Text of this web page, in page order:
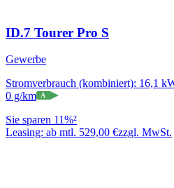
ID.7 Tourer Pro S
Gewerbe
Stromverbrauch (kombiniert): 16,1
0 g/km A
Sie sparen 11%²
Leasing: ab mtl. 529,00 €zzgl. MwSt.